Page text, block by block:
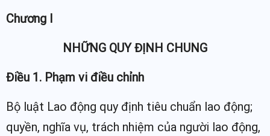
Chương I
NHỮNG QUY ĐỊNH CHUNG
Điều 1. Phạm vi điều chỉnh
Bộ luật Lao động quy định tiêu chuẩn lao động;
quyền, nghĩa vụ, trách nhiệm của người lao động,